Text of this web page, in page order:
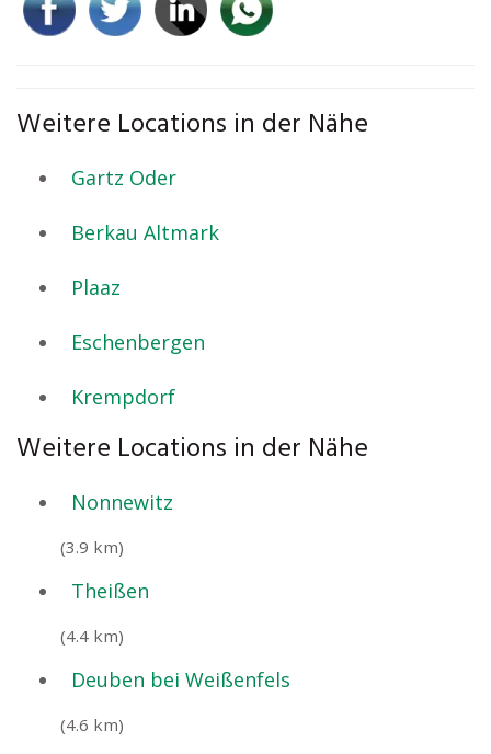
Weitere Locations in der Nähe
Gartz Oder
Berkau Altmark
Plaaz
Eschenbergen
Krempdorf
Weitere Locations in der Nähe
Nonnewitz
(3.9 km)
Theißen
(4.4 km)
Deuben bei Weißenfels
(4.6 km)